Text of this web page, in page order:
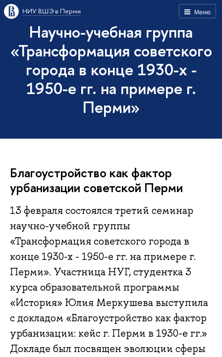
Меню
НИУ ВШЭ в Перми
Научно-учебная группа
«Трансформация советского
города в конце 1930-х -
1950-е гг. на примере г.
Перми»
Благоустройство как фактор
урбанизации советской Перми
13 февраля состоялся третий семинар
научно-учебной группы
«Трансформация советского города в
конце 1930-х - 1950-е гг. на примере г.
Перми». Участница НУГ, студентка 3
курса образовательной программы
«История» Юлия Меркушева выступила
с докладом «Благоустройство как фактор
урбанизации: кейс г. Перми в 1930-е гг.»
Докладе был посвящен эволюции сферы